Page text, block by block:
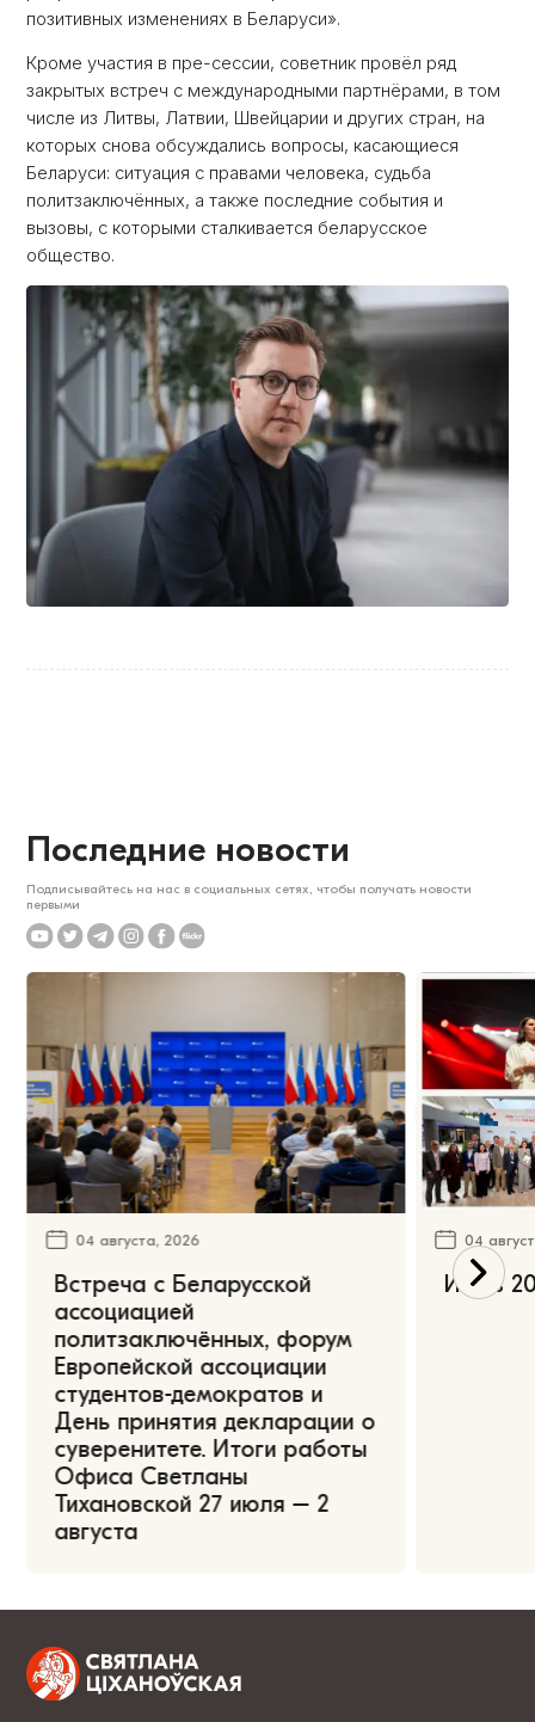
позитивных изменениях в Беларуси».
Кроме участия в пре-сессии, советник провёл ряд
закрытых встреч с международными партнёрами, в том
числе из Литвы, Латвии, Швейцарии и других стран, на
которых снова обсуждались вопросы, касающиеся
Беларуси: ситуация с правами человека, судьба
политзаключённых, а также последние события и
вызовы, с которыми сталкивается беларусское
общество.
Последние новости
Подписывайтесь на нас в социальных сетях, чтобы получать новости
первыми
04 августа, 2026
Встреча с Беларусской
ассоциацией
политзаключённых, форум
Европейской ассоциации
студентов-демократов и
День принятия декларации о
суверенитете. Итоги работы
Офиса Светланы
Тихановской 27 июля – 2
августа
04
Июль